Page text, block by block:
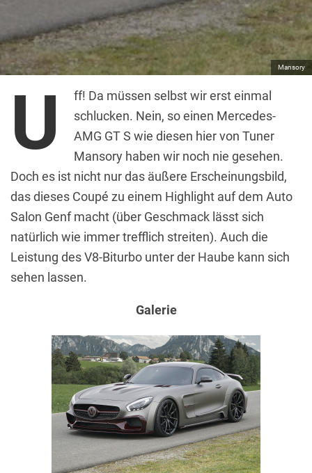
Mansory
U
ff! Da müssen selbst wir erst einmal
schlucken. Nein, so einen Mercedes-
AMG GT S wie diesen hier von Tuner
Mansory haben wir noch nie gesehen.
Doch es ist nicht nur das äußere Erscheinungsbild,
das dieses Coupé zu einem Highlight auf dem Auto
Salon Genf macht (über Geschmack lässt sich
natürlich wie immer trefflich streiten). Auch die
Leistung des V8-Biturbo unter der Haube kann sich
sehen lassen.
Galerie